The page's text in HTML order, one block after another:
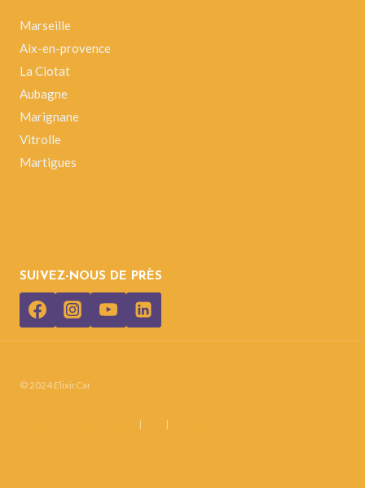
Marseille
Aix-en-provence
La Ciotat
Aubagne
Marignane
Vitrolle
Martigues
SUIVEZ-NOUS DE PRÈS
© 2024 ElixirCar
| |